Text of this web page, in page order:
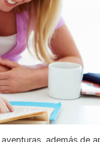
además de